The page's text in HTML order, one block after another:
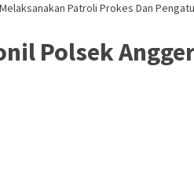
Patroli Prokes Dan
Polsek